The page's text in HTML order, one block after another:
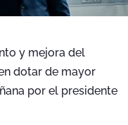
y mejora del
dotar de mayor
por el presidente